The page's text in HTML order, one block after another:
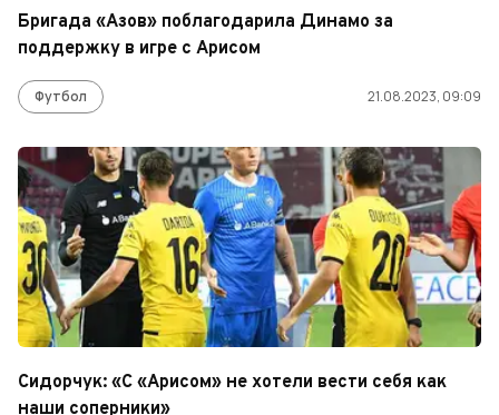
Бригада «Азов» поблагодарила Динамо за
поддержку в игре с Арисом
Футбол 21.08.2023, 09:09
Сидорчук: «С «Арисом» не хотели вести себя как
наши соперники»